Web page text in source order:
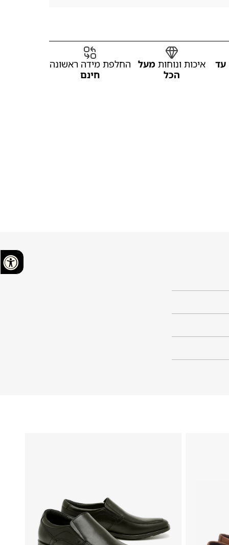
עד איכות ונוחות מעל
הכל
החלפת מידה ראשונה
חינם